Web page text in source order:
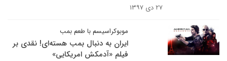
۲۷ دی ۱۳۹۷
موبوکراسیسم با طعم بمب
ایران به دنبال بمب هسته‌ای! نقدی بر
فیلم «آدمکش امریکایی»